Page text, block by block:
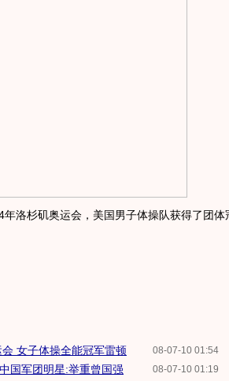
洛杉矶奥运会，美国男子体操队获得了团体
08-07-10 01:54
女子体操全能冠军雷顿
08-07-10 01:19
国军团明星:举重曾国强